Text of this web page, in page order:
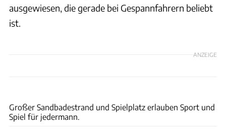
ausgewiesen, die gerade bei Gespannfahrern beliebt
ist.
ANZEIGE
Großer Sandbadestrand und Spielplatz erlauben Sport und
Spiel für jedermann.